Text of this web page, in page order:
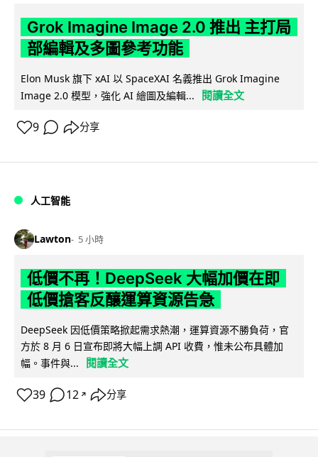
Grok Imagine Image 2.0 推出 主打局
部編輯及多圖參考功能
Elon Musk 旗下 xAI 以 SpaceXAI 名義推出 Grok Imagine
Image 2.0 模型，強化 AI 繪圖及編輯...
閱讀全文
9 分享
人工智能
Lawton 5 小時
低價不再！DeepSeek 大幅加價在即
低價搶客反釀運算資源告急
DeepSeek 因低價策略掀起需求熱潮，運算資源不勝負荷，官
方於 8 月 6 日宣布即將大幅上調 API 收費，惟未公布具體加
幅。事件與...
閱讀全文
39 12 ↗ 分享